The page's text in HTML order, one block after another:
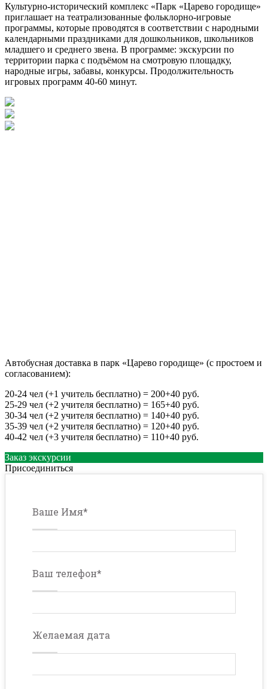
Культурно-исторический комплекс «Парк «Царево городище»
приглашает на театрализованные фольклорно-игровые
программы, которые проводятся в соответствии с народными
календарными праздниками для дошкольников, школьников
младшего и среднего звена. В программе: экскурсии по
территории парка с подъёмом на смотровую площадку,
народные игры, забавы, конкурсы. Продолжительность
игровых программ 40-60 минут.
Автобусная доставка в парк «Царево городище» (с простоем и
согласованием):
20-24 чел (+1 учитель бесплатно) = 200+40 руб.
25-29 чел (+2 учителя бесплатно) = 165+40 руб.
30-34 чел (+2 учителя бесплатно) = 140+40 руб.
35-39 чел (+2 учителя бесплатно) = 120+40 руб.
40-42 чел (+3 учителя бесплатно) = 110+40 руб.
Заказ экскурсии
Присоединиться
Ваше Имя*
Ваш телефон*
Желаемая дата